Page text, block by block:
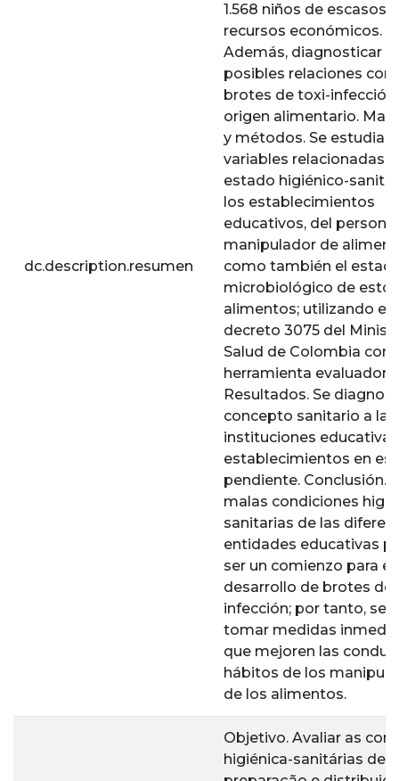
dc.description.resumen
1.568 niños de escasos
recursos económicos.
Además, diagnosticar
posibles relaciones con
brotes de toxi-infección
origen alimentario.
y métodos. Se
variables relacionadas
estado higiénico-
los establecimientos
educativos, del personal
manipulador de
como también el
microbiológico de estos
alimentos; utilizando el
decreto 3075 del
Salud de Colombia
herramienta evaluadora.
Resultados. Se
concepto sanitario a las
instituciones
establecimientos en
pendiente. Conclusión.
malas condiciones
sanitarias de las
entidades educativas
ser un comienzo para el
desarrollo de brotes de
infección; por tanto, se
tomar medidas
que mejoren las
hábitos de los
de los alimentos.
Objetivo. Avaliar as
higiénica-sanitárias de